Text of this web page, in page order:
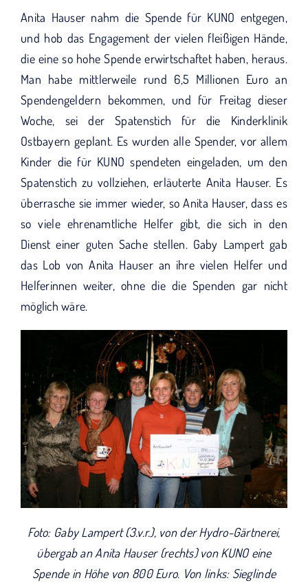
Anita Hauser nahm die Spende für KUNO entgegen,
und hob das Engagement der vielen fleißigen Hände,
die eine so hohe Spende erwirtschaftet haben, heraus.
Man habe mittlerweile rund 6,5 Millionen Euro an
Spendengeldern bekommen, und für Freitag dieser
Woche, sei der Spatenstich für die Kinderklinik
Ostbayern geplant. Es wurden alle Spender, vor allem
Kinder die für KUNO spendeten eingeladen, um den
Spatenstich zu vollziehen, erläuterte Anita Hauser. Es
überrasche sie immer wieder, so Anita Hauser, dass es
so viele ehrenamtliche Helfer gibt, die sich in den
Dienst einer guten Sache stellen. Gaby Lampert gab
das Lob von Anita Hauser an ihre vielen Helfer und
Helferinnen weiter, ohne die die Spenden gar nicht
möglich wäre.
Foto: Gaby Lampert (3.v.r.), von der Hydro-Gärtnerei,
übergab an Anita Hauser (rechts) von KUNO eine
Spende in Höhe von 800 Euro. Von links: Sieglinde